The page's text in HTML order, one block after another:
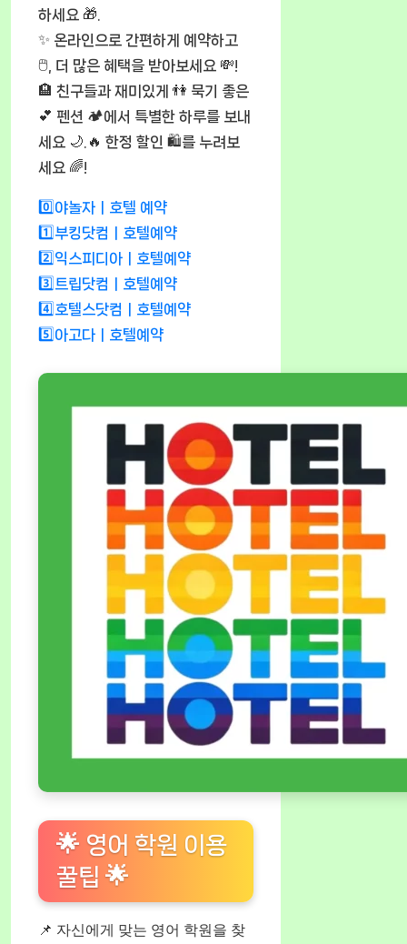
하세요 🎁.
✨ 온라인으로 간편하게 예약하고
🖱️, 더 많은 혜택을 받아보세요 💸!
🏨 친구들과 재미있게 👫 묵기 좋은
💕 펜션 🏕️에서 특별한 하루를 보내
세요 🌙.🔥 한정 할인 🛍️를 누려보
세요 🌈!
0️⃣야놀자ㅣ호텔 예약
1️⃣부킹닷컴ㅣ호텔예약
2️⃣익스피디아ㅣ호텔예약
3️⃣트립닷컴ㅣ호텔예약
4️⃣호텔스닷컴ㅣ호텔예약
5️⃣아고다ㅣ호텔예약
🌟 영어 학원 이용
꿀팁 🌟
📌 자신에게 맞는 영어 학원을 찾